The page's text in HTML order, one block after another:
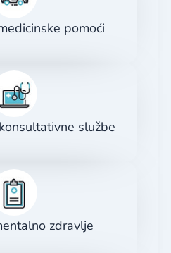
pomoći
službe
zdravlje